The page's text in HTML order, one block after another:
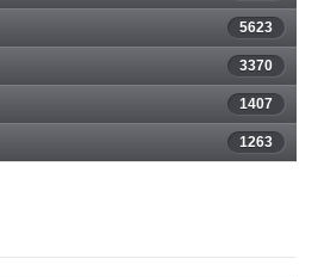
5623
3370
1407
1263